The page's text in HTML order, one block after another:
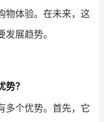
物体验。在未来，这
展趋势。
？
多个优势。首先，它